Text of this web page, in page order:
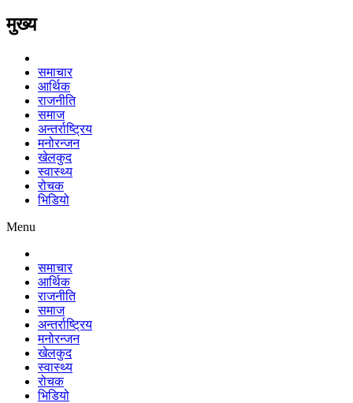
मुख्य
समाचार
आर्थिक
राजनीति
समाज
अन्तर्राष्ट्रिय
मनोरन्जन
खेलकुद
स्वास्थ्य
रोचक
भिडियो
Menu
समाचार
आर्थिक
राजनीति
समाज
अन्तर्राष्ट्रिय
मनोरन्जन
खेलकुद
स्वास्थ्य
रोचक
भिडियो